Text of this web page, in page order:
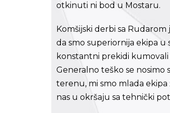
otkinuti ni bod u Mostaru.
Komšijski derbi sa
da smo superiornija ekipa
konstantni prekidi
Generalno teško se nosimo
terenu, mi smo mlada ekipa
nas u okršaju sa tehnički